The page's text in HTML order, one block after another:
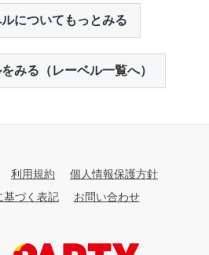
についてもっとみる
みる（レーベル一覧へ）
利用規約
個人情報保護方針
基づく表記
お問い合わせ